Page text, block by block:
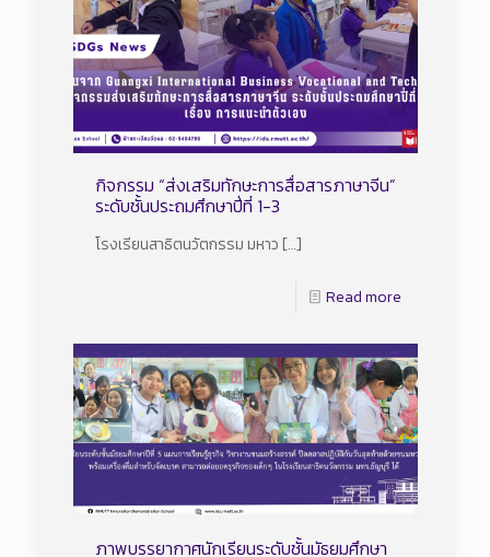
กิจกรรม “ส่งเสริมทักษะการสื่อสารภาษาจีน”
ระดับชั้นประถมศึกษาปี่ที่ 1-3
โรงเรียนสาธิตนวัตกรรม มหาว[…]
Read more
ภาพบรรยากาศนักเรียนระดับชั้นมัธยมศึกษา